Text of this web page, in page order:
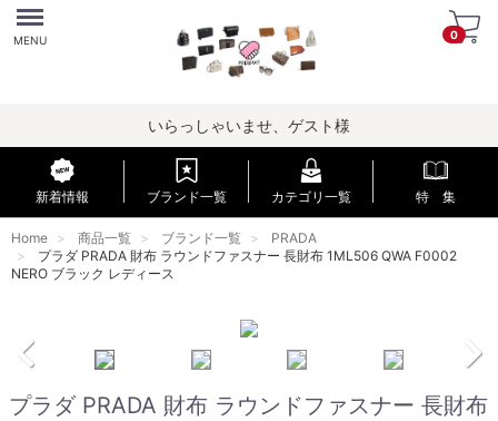
Menu
MENU 0
いらっしゃいませ、ゲスト様
新着情報 ブランド一覧 カテゴリ一覧 特 集
Home 商品一覧 ブランド一覧
PRADA
プラダ PRADA 財布 ラウンドファスナー 長財布 1ML506 QWA F0002
NERO ブラック レディース
プラダ PRADA 財布 ラウンドファスナー 長財布